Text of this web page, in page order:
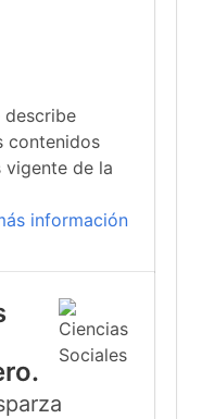
describe
contenidos
de la
información